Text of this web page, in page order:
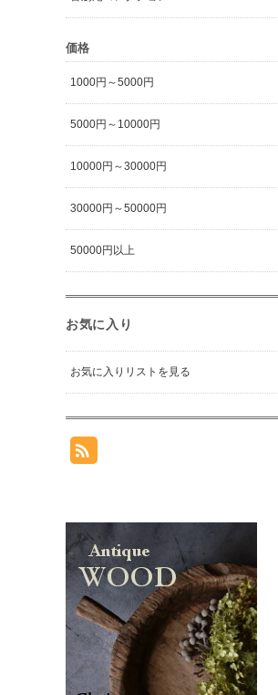
価格
1000円～5000円
5000円～10000円
10000円～30000円
30000円～50000円
50000円以上
お気に入り
お気に入りリストを見る